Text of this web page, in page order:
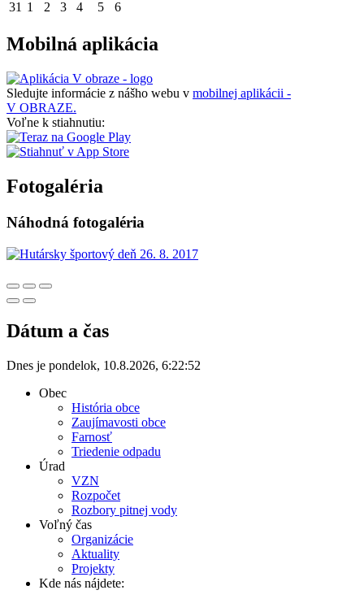
31 1 2 3 4 5 6
Mobilná aplikácia
Sledujte informácie z nášho webu v mobilnej aplikácii -
V OBRAZE.
Voľne k stiahnutiu:
Fotogaléria
Náhodná fotogaléria
Dátum a čas
Dnes je pondelok, 10.8.2026, 6:22:52
Obec
História obce
Zaujímavosti obce
Farnosť
Triedenie odpadu
Úrad
VZN
Rozpočet
Rozbory pitnej vody
Voľný čas
Organizácie
Aktuality
Projekty
Kde nás nájdete: